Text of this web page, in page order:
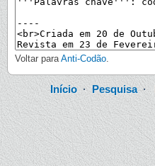
Voltar paraAnti-Codão.
Início·Pesquisa·